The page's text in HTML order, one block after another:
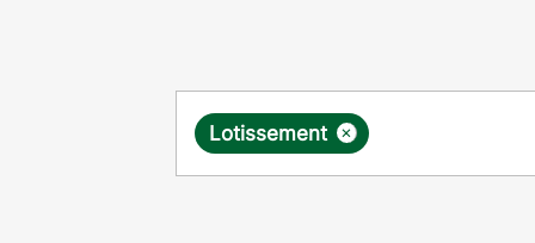
Requête ×
Lotissement